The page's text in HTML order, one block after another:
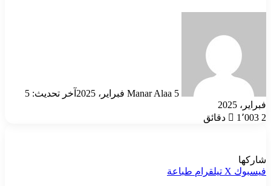
Manar Alaa 5 فبراير، 2025
آخر تحديث: 5
فبراير، 2025
1٬003 2 دقائق
شاركها
فيسبوك ‫X تيلقرام طباعة